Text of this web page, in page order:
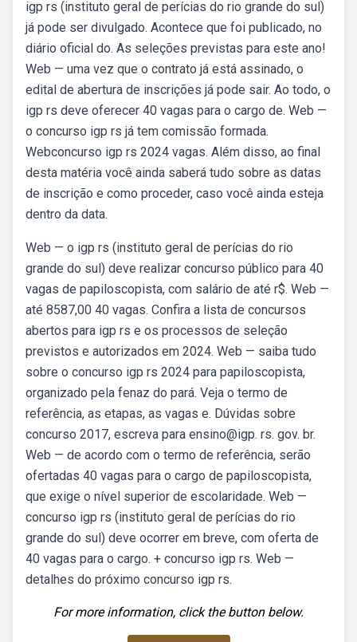
igp rs (instituto geral de perícias do rio grande do sul)
já pode ser divulgado. Acontece que foi publicado, no
diário oficial do. As seleções previstas para este ano!
Web — uma vez que o contrato já está assinado, o
edital de abertura de inscrições já pode sair. Ao todo, o
igp rs deve oferecer 40 vagas para o cargo de. Web —
o concurso igp rs já tem comissão formada.
Webconcurso igp rs 2024 vagas. Além disso, ao final
desta matéria você ainda saberá tudo sobre as datas
de inscrição e como proceder, caso você ainda esteja
dentro da data.
Web — o igp rs (instituto geral de perícias do rio
grande do sul) deve realizar concurso público para 40
vagas de papiloscopista, com salário de até r$. Web —
até 8587,00 40 vagas. Confira a lista de concursos
abertos para igp rs e os processos de seleção
previstos e autorizados em 2024. Web — saiba tudo
sobre o concurso igp rs 2024 para papiloscopista,
organizado pela fenaz do pará. Veja o termo de
referência, as etapas, as vagas e. Dúvidas sobre
concurso 2017, escreva para ensino@igp. rs. gov. br.
Web — de acordo com o termo de referência, serão
ofertadas 40 vagas para o cargo de papiloscopista,
que exige o nível superior de escolaridade. Web —
concurso igp rs (instituto geral de perícias do rio
grande do sul) deve ocorrer em breve, com oferta de
40 vagas para o cargo. + concurso igp rs. Web —
detalhes do próximo concurso igp rs.
For more information, click the button below.